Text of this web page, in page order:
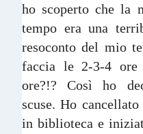
ho scoperto che la
tempo era una
resoconto del mio
faccia le 2-3-4
ore?!? Così ho
scuse. Ho
in biblioteca e